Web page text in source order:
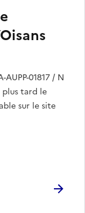
AUPP-01817 / N
plus tard le
sur le site